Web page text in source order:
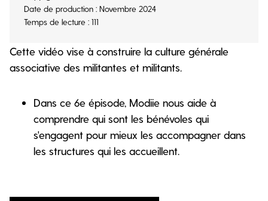
Date de production : Novembre 2024
Temps de lecture : 111
Cette vidéo vise à construire la culture générale
associative des militantes et militants.
Dans ce 6e épisode, Modiie nous aide à
comprendre qui sont les bénévoles qui
s'engagent pour mieux les accompagner dans
les structures qui les accueillent.